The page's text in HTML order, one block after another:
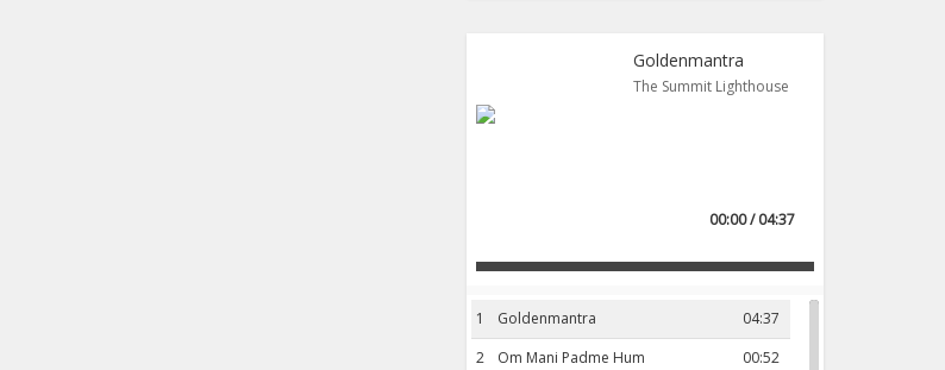
Goldenmantra
The Summit Lighthouse
00:00 / 04:37
1 04:37
Goldenmantra
2
00:52
Om Mani Padme Hum